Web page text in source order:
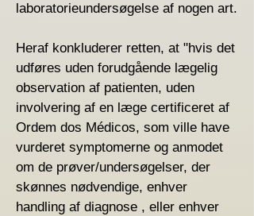
laboratorieundersøgelse af nogen art.
Heraf konkluderer retten, at "hvis det
udføres uden forudgående lægelig
observation af patienten, uden
involvering af en læge certificeret af
Ordem dos Médicos, som ville have
vurderet symptomerne og anmodet
om de prøver/undersøgelser, der
skønnes nødvendige, enhver
handling af diagnose , eller enhver